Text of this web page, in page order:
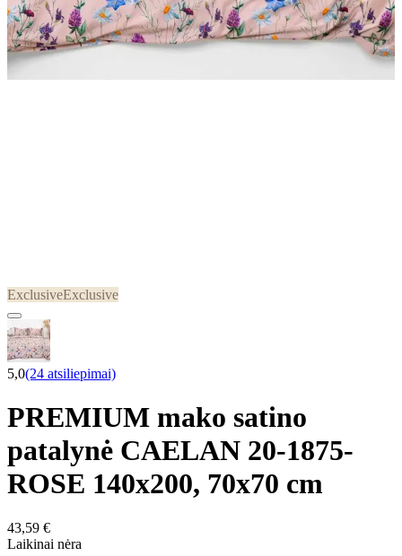
ExclusiveExclusive
5,0(24 atsiliepimai)
PREMIUM mako satino
patalynė CAELAN 20-1875-
ROSE 140x200, 70x70 cm
43,59 €
Laikinai nėra